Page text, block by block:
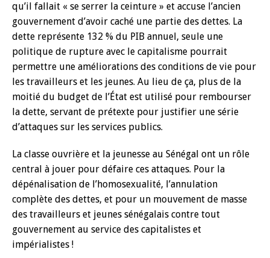
qu’il fallait « se serrer la ceinture » et accuse l’ancien
gouvernement d’avoir caché une partie des dettes. La
dette représente 132 % du PIB annuel, seule une
politique de rupture avec le capitalisme pourrait
permettre une améliorations des conditions de vie pour
les travailleurs et les jeunes. Au lieu de ça, plus de la
moitié du budget de l’État est utilisé pour rembourser
la dette, servant de prétexte pour justifier une série
d’attaques sur les services publics.
La classe ouvrière et la jeunesse au Sénégal ont un rôle
central à jouer pour défaire ces attaques. Pour la
dépénalisation de l’homosexualité, l’annulation
complète des dettes, et pour un mouvement de masse
des travailleurs et jeunes sénégalais contre tout
gouvernement au service des capitalistes et
impérialistes !